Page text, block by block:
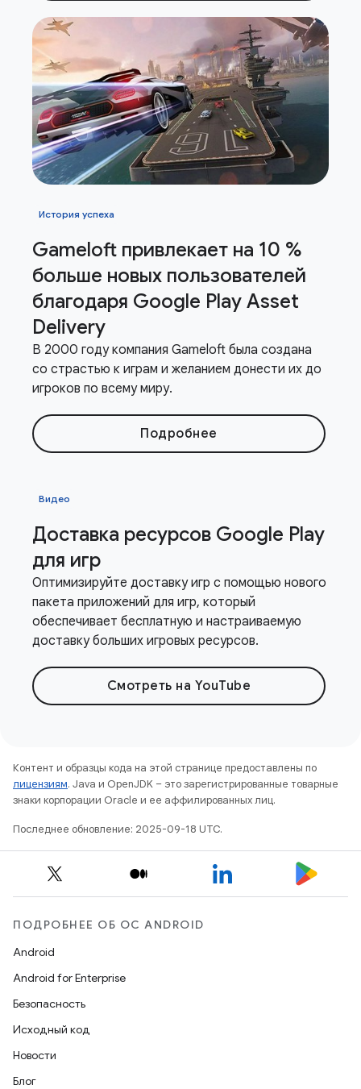
История успеха
Gameloft привлекает на 10 %
больше новых пользователей
благодаря Google Play Asset
Delivery
В 2000 году компания Gameloft была создана
со страстью к играм и желанием донести их до
игроков по всему миру.
Подробнее
Видео
Доставка ресурсов Google Play
для игр
Оптимизируйте доставку игр с помощью нового
пакета приложений для игр, который
обеспечивает бесплатную и настраиваемую
доставку больших игровых ресурсов.
Смотреть на YouTube
Контент и образцы кода на этой странице предоставлены по
лицензиям. Java и OpenJDK – это зарегистрированные товарные
знаки корпорации Oracle и ее аффилированных лиц.
Последнее обновление: 2025-09-18 UTC.
ПОДРОБНЕЕ ОБ ОС ANDROID
Android
Android for Enterprise
Безопасность
Исходный код
Новости
Блог